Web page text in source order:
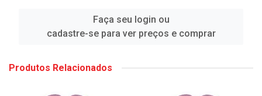
Faça seu login ou
cadastre-se para ver preços e comprar
Produtos Relacionados